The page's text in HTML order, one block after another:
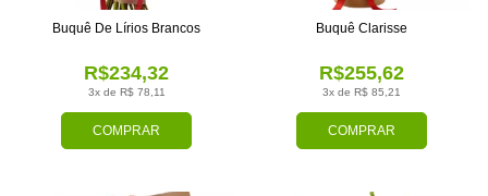
COMPRAR
3x de R$ 78,11
R$234,32
Buquê De Lírios Brancos
COMPRAR
3x de R$ 85,21
R$255,62
Buquê Clarisse